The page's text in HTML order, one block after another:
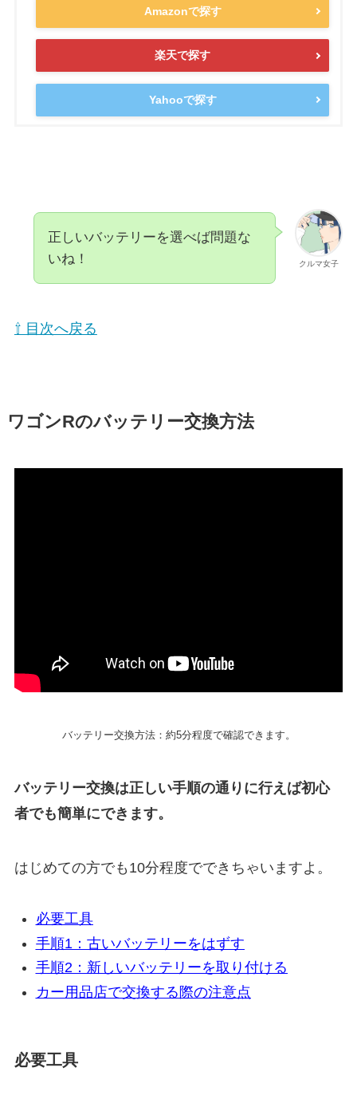
Amazonで探す
楽天で探す
Yahooで探す
クルマ女子
正しいバッテリーを選べば問題な
いね！
⇧ 目次へ戻る
ワゴンRのバッテリー交換方法
バッテリー交換方法：約5分程度で確認できます。
バッテリー交換は正しい手順の通りに行えば初心
者でも簡単にできます。
はじめての方でも10分程度でできちゃいますよ。
必要工具
手順1：古いバッテリーをはずす
手順2：新しいバッテリーを取り付ける
カー用品店で交換する際の注意点
必要工具